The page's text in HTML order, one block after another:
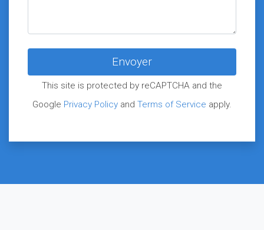
This site is protected by reCAPTCHA and the
Google Privacy Policy and Terms of Service apply.